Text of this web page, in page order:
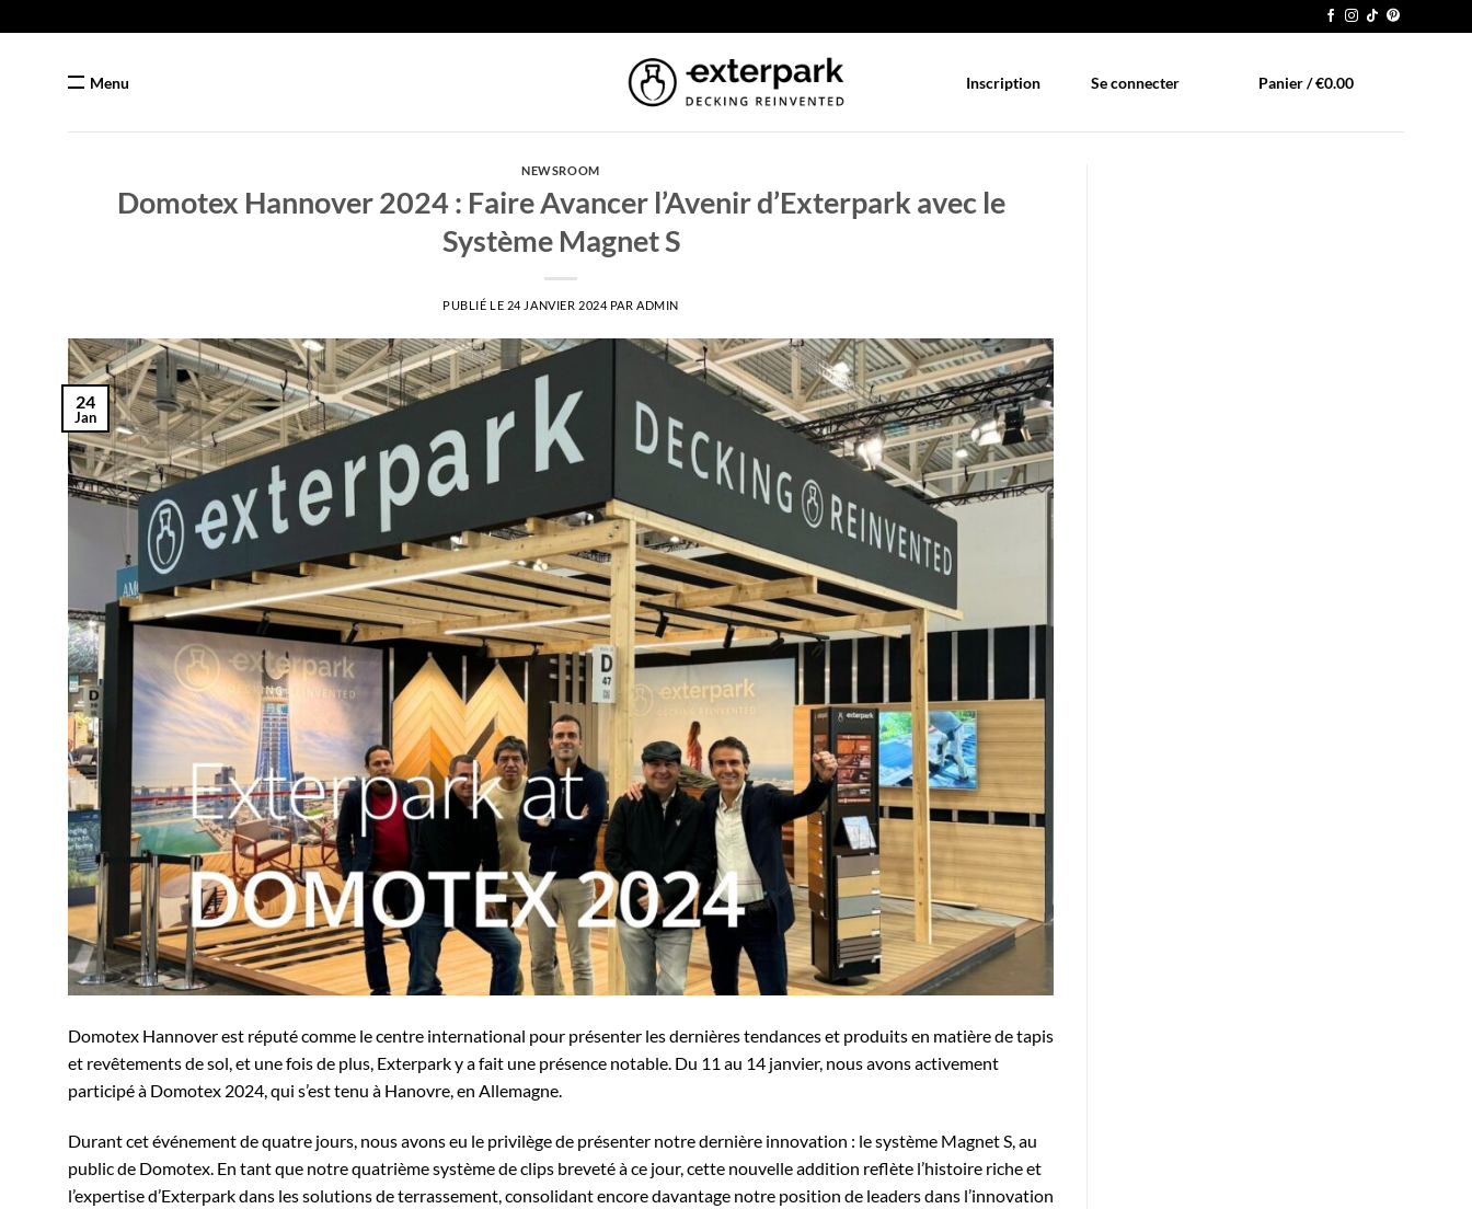
au
Menu Inscription Se connecter Panier /€0.00
NEWSROOM
Domotex Hannover 2024 : Faire Avancer l’Avenir d’Exterpark avec le
Système Magnet S
PUBLIÉ LE 24 JANVIER 2024 PAR ADMIN
24
Jan
Domotex Hannover est réputé comme le centre international pour présenter les dernières tendances et produits en matière de tapis
et revêtements de sol, et une fois de plus, Exterpark y a fait une présence notable. Du 11 au 14 janvier, nous avons activement
participé à Domotex 2024, qui s’est tenu à Hanovre, en Allemagne.
Durant cet événement de quatre jours, nous avons eu le privilège de présenter notre dernière innovation : le système Magnet S, au
public de Domotex. En tant que notre quatrième système de clips breveté à ce jour, cette nouvelle addition reflète l’histoire riche et
l’expertise d’Exterpark dans les solutions de terrassement, consolidant encore davantage notre position de leaders dans l’innovation